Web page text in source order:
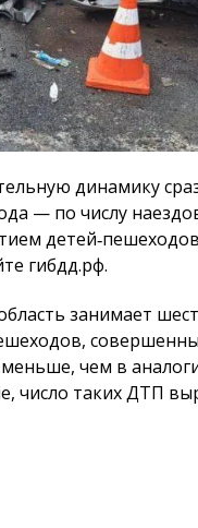
динамику
— по числу
гибдд.рф.
занимает
чем в
число таких ДТП